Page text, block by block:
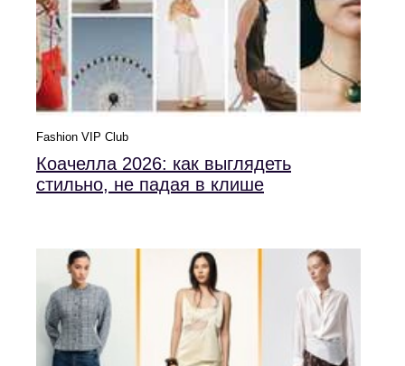
Fashion VIP Club
Коачелла 2026: как выглядеть
стильно, не падая в клише